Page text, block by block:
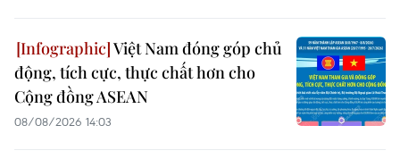
Việt Nam đóng góp chủ
động, tích cực, thực chất hơn cho
Cộng đồng ASEAN
08/08/2026 14:03